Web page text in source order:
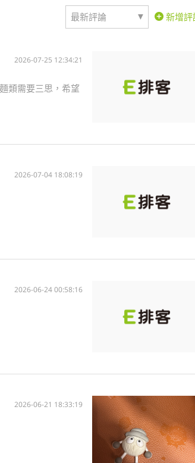
最新評論 ▼ 新增評
2026-07-25 12:34:21
類需要三思，希望
2026-07-04 18:08:19
2026-06-24 00:58:16
2026-06-21 18:33:19